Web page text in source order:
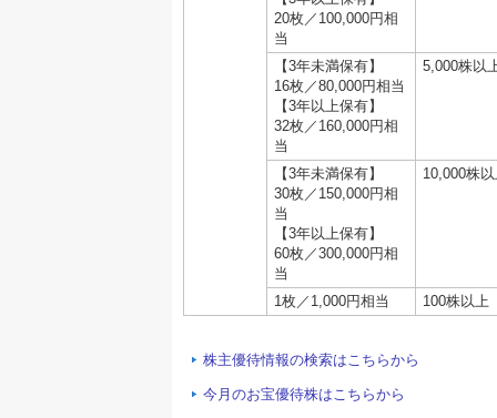
20枚／100,000円相
当
【3年未満保有】
16枚／80,000円相当
【3年以上保有】
32枚／160,000円相
当
5,000株以
【3年未満保有】
30枚／150,000円相
当
【3年以上保有】
60枚／300,000円相
当
10,000株
1枚／1,000円相当 100株以上
株主優待情報の検索はこちらから
今月のお宝優待株はこちらから